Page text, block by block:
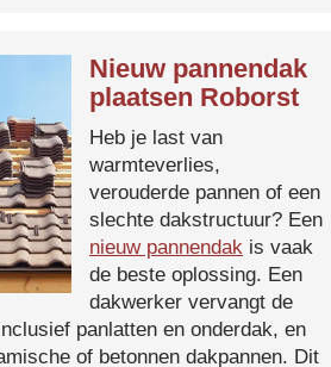
Nieuw pannendak
plaatsen Roborst
Heb je last van
warmteverlies,
verouderde pannen of een
slechte dakstructuur? Een
nieuw pannendak is vaak
de beste oplossing. Een
dakwerker vervangt de
panlatten en onderdak, en
of betonnen dakpannen. Dit